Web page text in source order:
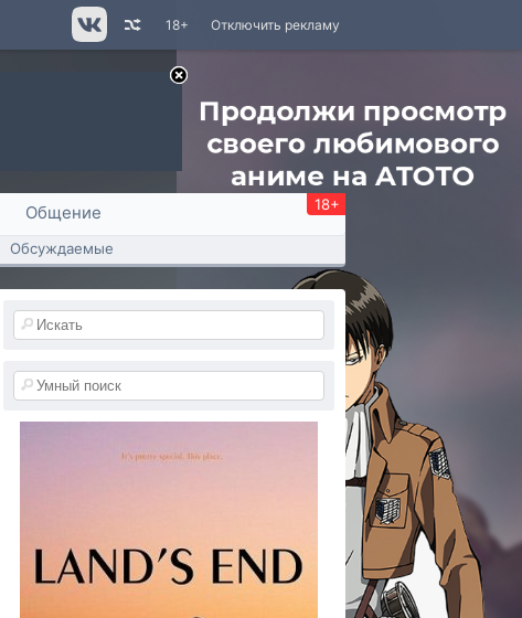
Отключить рекламу
18+
Общение 18+
Обсуждаемые